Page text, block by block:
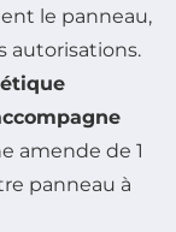
le panneau,
autorisations.
amende de 1
panneau à